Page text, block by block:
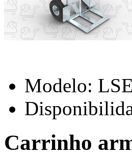
Modelo:
Carrinho